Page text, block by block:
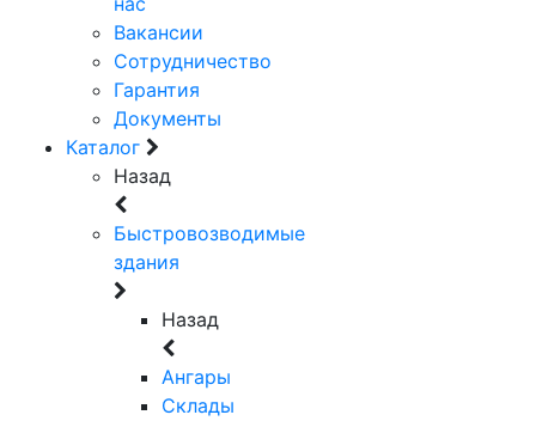
Вакансии
Сотрудничество
Гарантия
Документы
Каталог
Назад
Быстровозводимые
здания
Назад
Ангары
Склады